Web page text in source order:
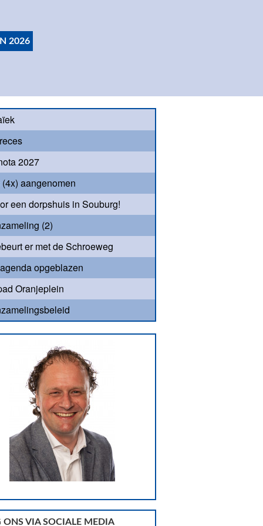
2026
2027
aangenomen
een dorpshuis in Souburg!
(2)
er met de Schroeweg
opgeblazen
Oranjeplein